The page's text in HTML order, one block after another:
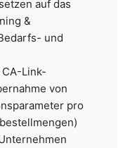
auf das
&
und
Link-
von
pro